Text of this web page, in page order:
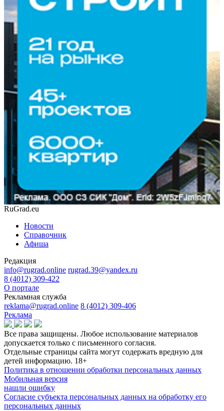
RuGrad.eu
Новости
Справочник
Афиша
Редакция
info@rugrad.online rugrad.39@yandex.ru
8 (4012) 309-422
О портале
Рекламная служба
reklama@rugrad.online 8 (4012) 309-406
Реклама
Все права защищены. Любое использование материалов
допускается только с письменного согласия.
Отдельные страницы сайта могут содержать вредную для
детей информацию. 18+
Политика в отношении обработки персональных данных
Мобильная версия
нашли ошибку
Согласие субъекта персональных данных на обработку его
персональных данных